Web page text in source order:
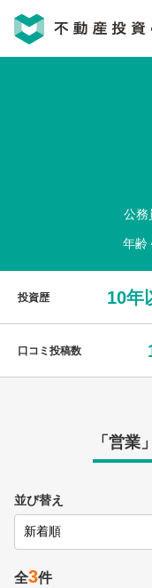
不動産投資のミカタ
不動産投資会社の評
公務
年齢
投資歴 10年
口コミ投稿数
「営業
並び替え
全3件